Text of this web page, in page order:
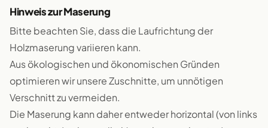
Hinweis zur Maserung
Bitte beachten Sie, dass die Laufrichtung der
Holzmaserung variieren kann.
Aus ökologischen und ökonomischen Gründen
optimieren wir unsere Zuschnitte, um unnötigen
Verschnitt zu vermeiden.
Die Maserung kann daher entweder horizontal (von links